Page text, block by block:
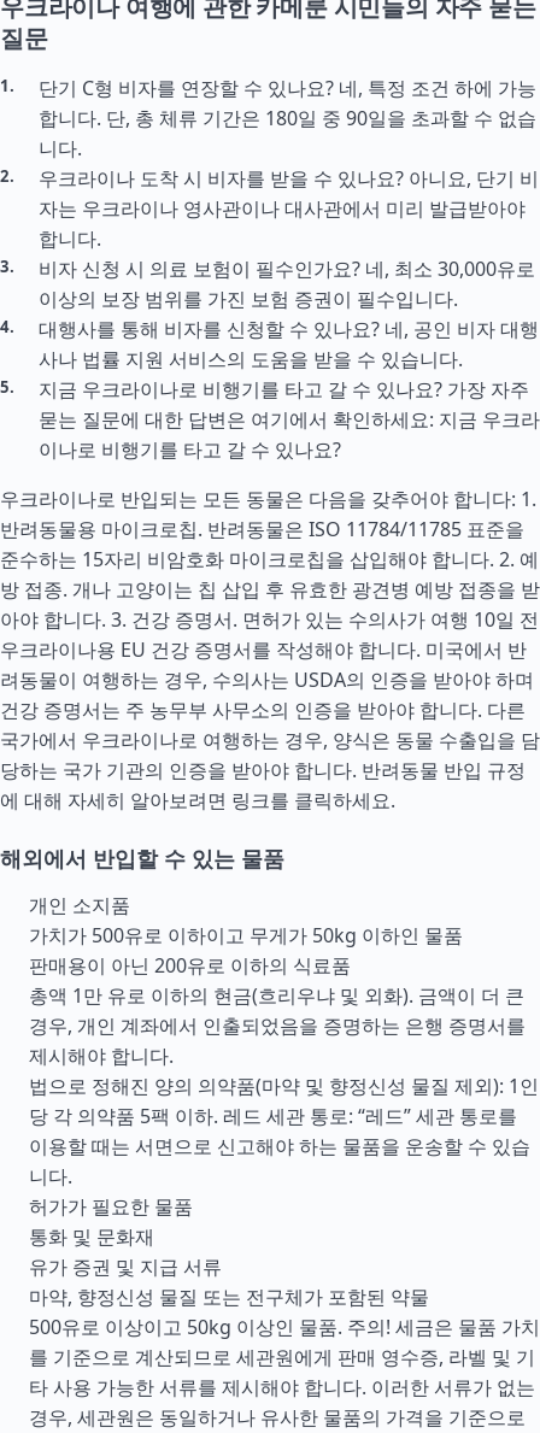
우크라이나 여행에 관한 카메룬 시민들의 자주 묻는
질문
단기 C형 비자를 연장할 수 있나요? 네, 특정 조건 하에 가능
합니다. 단, 총 체류 기간은 180일 중 90일을 초과할 수 없습
니다.
우크라이나 도착 시 비자를 받을 수 있나요? 아니요, 단기 비
자는 우크라이나 영사관이나 대사관에서 미리 발급받아야
합니다.
비자 신청 시 의료 보험이 필수인가요? 네, 최소 30,000유로
이상의 보장 범위를 가진 보험 증권이 필수입니다.
대행사를 통해 비자를 신청할 수 있나요? 네, 공인 비자 대행
사나 법률 지원 서비스의 도움을 받을 수 있습니다.
지금 우크라이나로 비행기를 타고 갈 수 있나요? 가장 자주
묻는 질문에 대한 답변은 여기에서 확인하세요: 지금 우크라
이나로 비행기를 타고 갈 수 있나요?
우크라이나로 반입되는 모든 동물은 다음을 갖추어야 합니다: 1.
반려동물용 마이크로칩. 반려동물은 ISO 11784/11785 표준을
준수하는 15자리 비암호화 마이크로칩을 삽입해야 합니다. 2. 예
방 접종. 개나 고양이는 칩 삽입 후 유효한 광견병 예방 접종을 받
아야 합니다. 3. 건강 증명서. 면허가 있는 수의사가 여행 10일 전
우크라이나용 EU 건강 증명서를 작성해야 합니다. 미국에서 반
려동물이 여행하는 경우, 수의사는 USDA의 인증을 받아야 하며
건강 증명서는 주 농무부 사무소의 인증을 받아야 합니다. 다른
국가에서 우크라이나로 여행하는 경우, 양식은 동물 수출입을 담
당하는 국가 기관의 인증을 받아야 합니다. 반려동물 반입 규정
에 대해 자세히 알아보려면 링크를 클릭하세요.
해외에서 반입할 수 있는 물품
개인 소지품
가치가 500유로 이하이고 무게가 50kg 이하인 물품
판매용이 아닌 200유로 이하의 식료품
총액 1만 유로 이하의 현금(흐리우냐 및 외화). 금액이 더 큰
경우, 개인 계좌에서 인출되었음을 증명하는 은행 증명서를
제시해야 합니다.
법으로 정해진 양의 의약품(마약 및 향정신성 물질 제외): 1인
당 각 의약품 5팩 이하. 레드 세관 통로: “레드” 세관 통로를
이용할 때는 서면으로 신고해야 하는 물품을 운송할 수 있습
니다.
허가가 필요한 물품
통화 및 문화재
유가 증권 및 지급 서류
마약, 향정신성 물질 또는 전구체가 포함된 약물
500유로 이상이고 50kg 이상인 물품. 주의! 세금은 물품 가치
를 기준으로 계산되므로 세관원에게 판매 영수증, 라벨 및 기
타 사용 가능한 서류를 제시해야 합니다. 이러한 서류가 없는
경우, 세관원은 동일하거나 유사한 물품의 가격을 기준으로